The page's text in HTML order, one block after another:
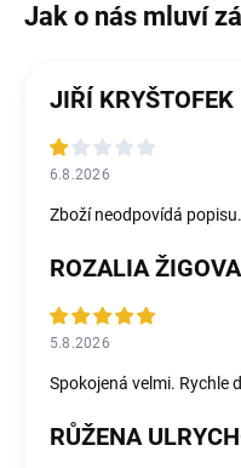
JIŘÍ KRYŠTOFEK
6.8.2026
Zboží neodpovídá popisu.
ROZALIA ŽIGOVA
5.8.2026
Spokojená velmi. Rychle
RŮŽENA